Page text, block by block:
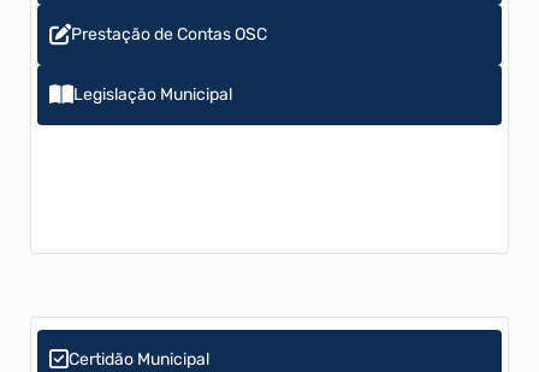
Prestação de Contas OSC
Legislação Municipal
Certidão Municipal